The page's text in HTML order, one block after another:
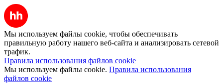
Мы используем файлы cookie, чтобы обеспечивать
правильную работу нашего веб-сайта и анализировать сетевой
трафик.
Правила использования файлов cookie
Мы используем файлы cookie. Правила использования
файлов cookie